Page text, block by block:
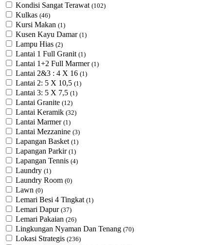
Kondisi Sangat Terawat (102)
Kulkas (46)
Kursi Makan (1)
Kusen Kayu Damar (1)
Lampu Hias (2)
Lantai 1 Full Granit (1)
Lantai 1+2 Full Marmer (1)
Lantai 2&3 : 4 X 16 (1)
Lantai 2: 5 X 10,5 (1)
Lantai 3: 5 X 7,5 (1)
Lantai Granite (12)
Lantai Keramik (32)
Lantai Marmer (1)
Lantai Mezzanine (3)
Lapangan Basket (1)
Lapangan Parkir (1)
Lapangan Tennis (4)
Laundry (1)
Laundry Room (0)
Lawn (0)
Lemari Besi 4 Tingkat (1)
Lemari Dapur (37)
Lemari Pakaian (26)
Lingkungan Nyaman Dan Tenang (70)
Lokasi Strategis (236)